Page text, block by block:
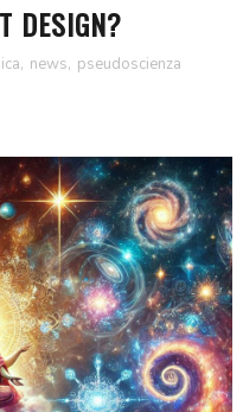
DESIGN?
, news, pseudoscienza